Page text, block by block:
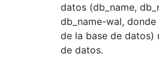
datos (db_name,
db_name-wal,
de la base de datos)
de datos.